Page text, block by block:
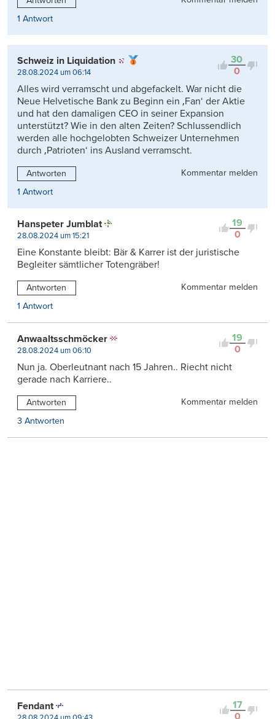
1 Antwort
30
0
Schweiz in Liquidation
28.08.2024 um 06:14
Alles wird verramscht und abgefackelt. War nicht die
Neue Helvetische Bank zu Beginn ein ‚Fan‘ der Aktie
und hat den damaligen CEO in seiner Expansion
unterstützt? Wie in den alten Zeiten? Schlussendlich
werden alle hochgelobten Schweizer Unternehmen
durch ‚Patrioten‘ ins Ausland verramscht.
Antworten
Kommentar melden
1 Antwort
19
0
Hanspeter Jumblat
28.08.2024 um 15:21
Eine Konstante bleibt: Bär & Karrer ist der juristische
Begleiter sämtlicher Totengräber!
Antworten
Kommentar melden
1 Antwort
19
0
Anwaaltsschmöcker
28.08.2024 um 06:10
Nun ja. Oberleutnant nach 15 Jahren.. Riecht nicht
gerade nach Karriere..
Antworten
Kommentar melden
3 Antworten
17
0
Fendant